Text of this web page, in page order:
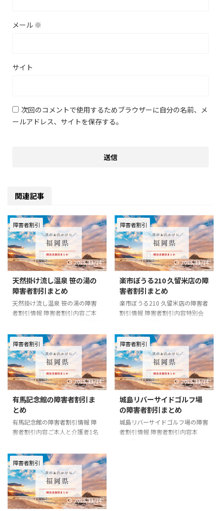
メール ※
サイト
次回のコメントで使用するためブラウザーに自分の名前、メ
ールアドレス、サイトを保存する。
関連記事
障害者割引
2025/11/14
天然掛け流し温泉 笹の湯の
障害者割引まとめ
天然掛け流し温泉 笹の湯の障害
者割引情報 障害者割引内容ご本
け流し温泉 笹の湯の基本情報 住
所〒839-1215 福岡県久留米市田
主丸町竹野631-1電話番号0943-
73-0828一般料金■入浴料大人
500円小人(小学生) 300円公式
URLhttp://sasanoyu.jp/index.ph
p?id=6
障害者割引
2025/11/14
楽市ぼうる210 久留米店の障
害者割引まとめ
楽市ぼうる210 久留米店の障害者
割引情報 障害者割引内容特別会
リアフリーー 楽市ぼうる210 久
留米店の基本情報 住所〒839-
0809 福岡県久留米市東合川2-2-1
電話番号0942-43-2763一般料金
一般 550円大学生 500円小・中・
高生 450円幼児・シルバー 400円
男女会員 400円学生会員 400円シ
ルバー会員 350円※貸靴 200
円/350円公式
URLhttps://rakupa.jp/bowl210/
障害者割引
2025/11/14
有馬記念館の障害者割引ま
とめ
有馬記念館の障害者割引情報 障
害者割引内容ご本人と介護者1名
館の基本情報 住所〒830-0021 福
岡県久留米市篠山町444番地電話
番号0942-39-8485一般料金■入
館料一般 210円高校生以下 無料
公式
URLhttps://www.arimakinenkan.
障害者割引
2025/11/14
城島リバーサイドゴルフ場
の障害者割引まとめ
城島リバーサイドゴルフ場の障害
者割引情報 障害者割引内容本
障害者割引
2025/11/14